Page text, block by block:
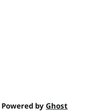
Powered by Ghost